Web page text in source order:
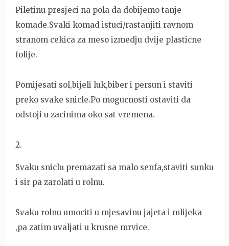
Piletinu presjeci na pola da dobijemo tanje
komade.Svaki komad istuci/rastanjiti ravnom
stranom cekica za meso izmedju dvije plasticne
folije.
Pomijesati sol,bijeli luk,biber i persun i staviti
preko svake snicle.Po mogucnosti ostaviti da
odstoji u zacinima oko sat vremena.
2.
Svaku sniclu premazati sa malo senfa,staviti sunku
i sir pa zarolati u rolnu.
Svaku rolnu umociti u mjesavinu jajeta i mlijeka
,pa zatim uvaljati u krusne mrvice.